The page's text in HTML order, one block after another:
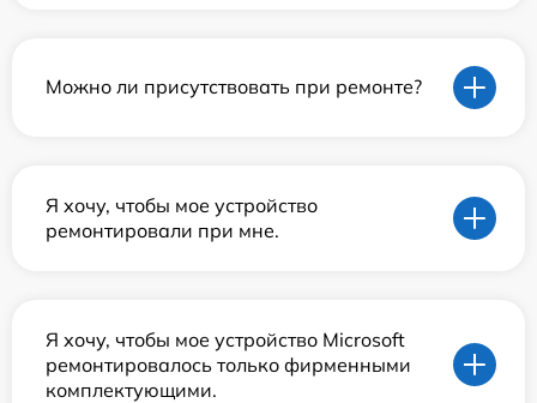
Можно ли присутствовать при ремонте?
Я хочу, чтобы мое устройство
ремонтировали при мне.
Я хочу, чтобы мое устройство Microsoft
ремонтировалось только фирменными
комплектующими.